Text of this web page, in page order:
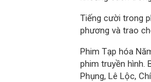
Tiếng cười trong
phương và trao
Phim Tạp hóa
phim truyền hình.
Phụng, Lê Lộc,